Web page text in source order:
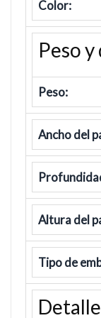
Color:
Peso
Peso:
Ancho del
Altura del
Tipo de